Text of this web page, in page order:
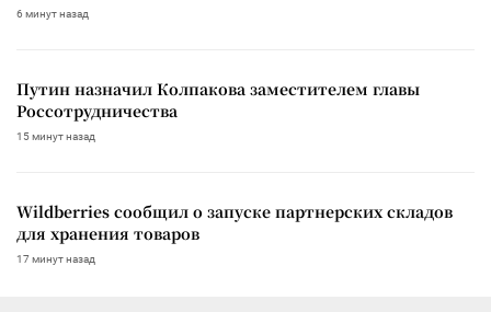
6 минут назад
Путин назначил Колпакова заместителем главы
Россотрудничества
15 минут назад
Wildberries сообщил о запуске партнерских складов
для хранения товаров
17 минут назад